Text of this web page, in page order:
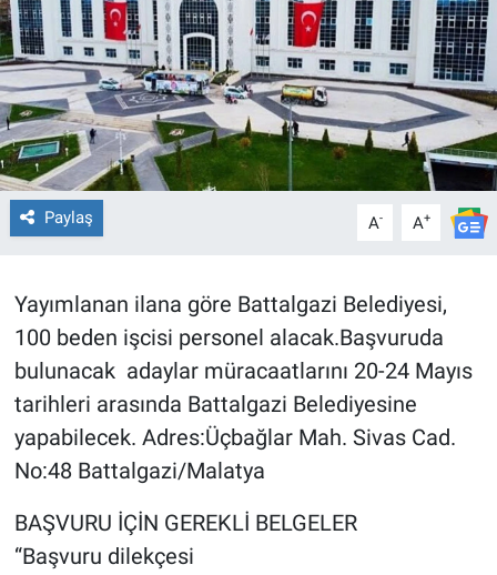
Paylaş A- A+
Yayımlanan ilana göre Battalgazi Belediyesi,
100 beden işcisi personel alacak.Başvuruda
bulunacak adaylar müracaatlarını 20-24 Mayıs
tarihleri arasında Battalgazi Belediyesine
yapabilecek. Adres:Üçbağlar Mah. Sivas Cad.
No:48 Battalgazi/Malatya
BAŞVURU İÇİN GEREKLİ BELGELER
“Başvuru dilekçesi